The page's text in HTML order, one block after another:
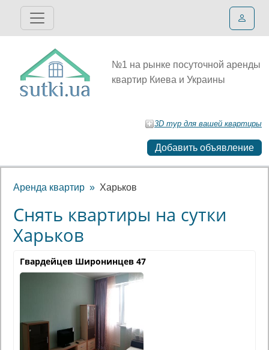
№1 на рынке посуточной аренды
квартир Киева и Украины
3D тур для вашей квартиры
Добавить объявление
Аренда квартир Харьков
Снять квартиры на сутки
Харьков
Гвардейцев Широнинцев 47